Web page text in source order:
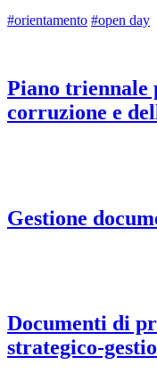
#orientamento #open day
Piano triennale
corruzione e
Gestione
Documenti di
strategico-